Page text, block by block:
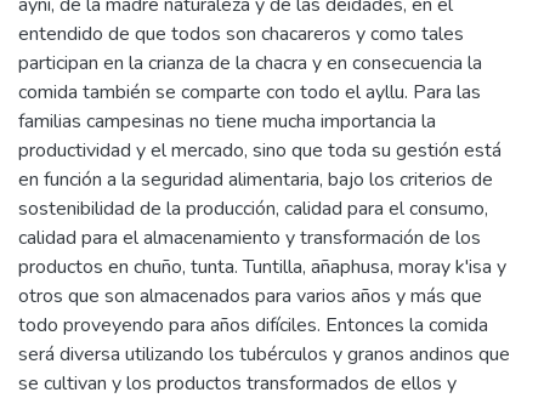
entendido de que todos son chacareros y como tales
participan en la crianza de la chacra y en consecuencia la
comida también se comparte con todo el ayllu. Para las
familias campesinas no tiene mucha importancia la
productividad y el mercado, sino que toda su gestión está
en función a la seguridad alimentaria, bajo los criterios de
sostenibilidad de la producción, calidad para el consumo,
calidad para el almacenamiento y transformación de los
productos en chuño, tunta. Tuntilla, añaphusa, moray k'isa y
otros que son almacenados para varios años y más que
todo proveyendo para años difíciles. Entonces la comida
será diversa utilizando los tubérculos y granos andinos que
se cultivan y los productos transformados de ellos y